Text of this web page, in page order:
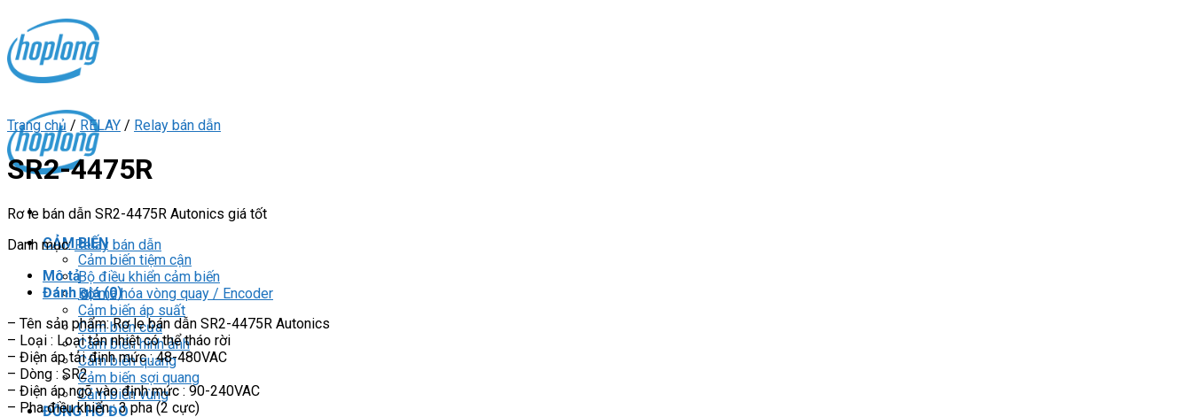
content
CẢM BIẾN
Cảm biến tiệm cận
Bộ điều khiển cảm biến
Bộ mã hóa vòng quay / Encoder
Cảm biến áp suất
Cảm biến cửa
Cảm biến hình ảnh
Cảm biến quang
Cảm biến sợi quang
Cảm biến vùng
ĐỒNG HỒ ĐO
Trang chủ / RELAY / Relay bán dẫn
SR2-4475R
Rơ le bán dẫn SR2-4475R Autonics giá tốt
Danh mục:Relay bán dẫn
Mô tả
Đánh giá (0)
– Tên sản phẩm: Rơ le bán dẫn SR2-4475R Autonics
– Loại : Loại tản nhiệt có thể tháo rời
– Điện áp tải định mức : 48-480VAC
– Dòng : SR2
– Điện áp ngõ vào định mức : 90-240VAC
– Pha điều khiển : 3 pha (2 cực)